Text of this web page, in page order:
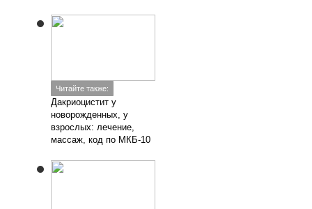
Читайте также:
Дакриоцистит у
новорожденных, у
взрослых: лечение,
массаж, код по МКБ-10